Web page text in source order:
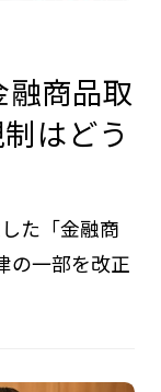
融商品取
はどう
た「金融商
の一部を改正